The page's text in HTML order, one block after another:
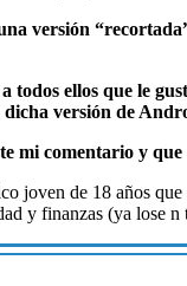
versión
todos ellos que le
versión de
mi comentario y
joven de 18 años
y finanzas (ya lose